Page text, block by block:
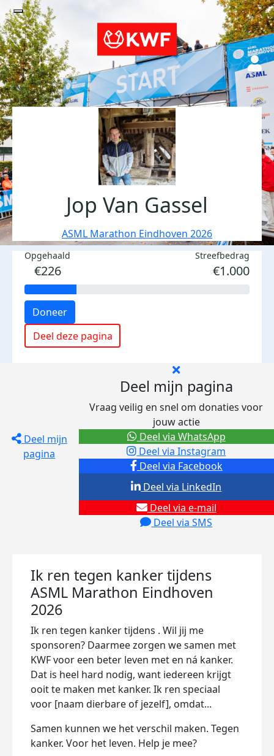
Jop Van Gassel
ASML Marathon Eindhoven 2026
Opgehaald
€226
Streefbedrag
€1.000
Doneer
Deel deze pagina
Deel mijn
pagina
Deel mijn pagina
Vraag veilig en snel om donaties voor
jouw actie
Deel via Facebook
Deel via Instagram
Deel via e-mail
Deel via SMS
Deel via LinkedIn
Deel via WhatsApp
Ik ren tegen kanker tijdens
ASML Marathon Eindhoven
2026
Ik ren tegen kanker tijdens . Wil jij me
sponsoren? Daarmee zorgen we samen met
KWF voor een beter leven met en ná kanker.
Dat is heel hard nodig, want iedereen krijgt
ooit te maken met kanker. Ik ren speciaal
voor [naam dierbare of jezelf], omdat...
Samen kunnen we het verschil maken. Tegen
kanker. Voor het leven. Help je mee?